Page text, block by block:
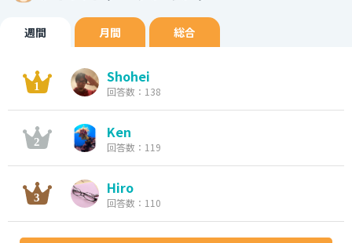
週間 月間 総合
Shohei
回答数：138
Ken
回答数：119
Hiro
回答数：110